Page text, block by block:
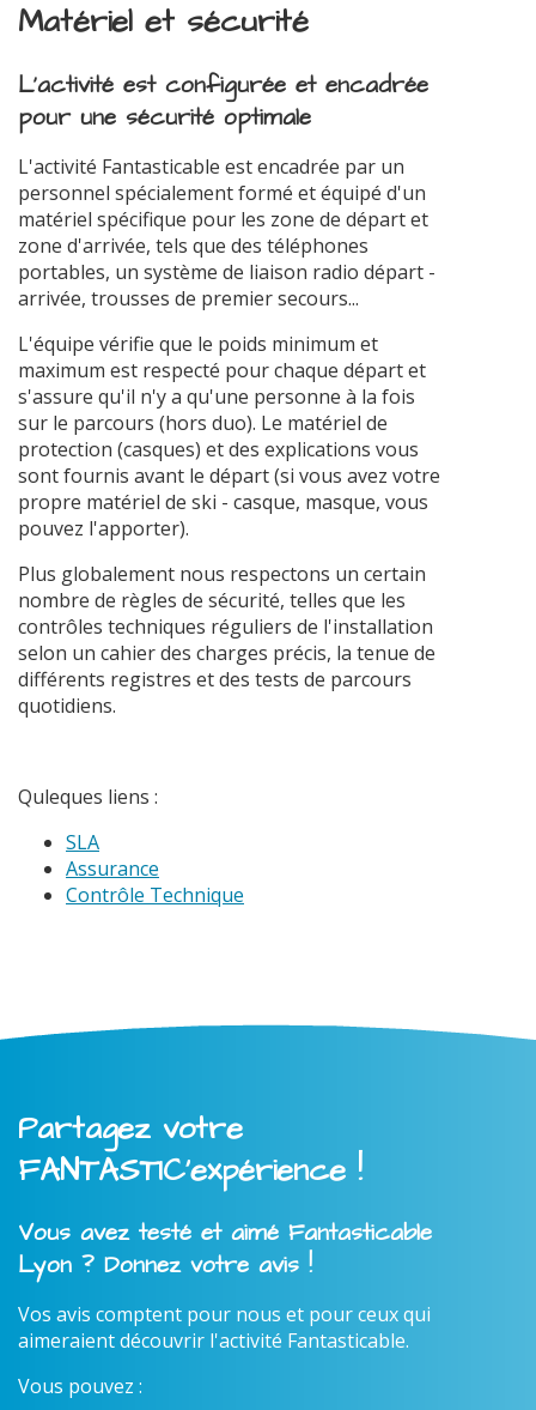
Matériel et sécurité
L'activité est configurée et encadrée
pour une sécurité optimale
L'activité Fantasticable est encadrée par un
personnel spécialement formé et équipé d'un
matériel spécifique pour les zone de départ et
zone d'arrivée, tels que des téléphones
portables, un système de liaison radio départ -
arrivée, trousses de premier secours...
L'équipe vérifie que le poids minimum et
maximum est respecté pour chaque départ et
s'assure qu'il n'y a qu'une personne à la fois
sur le parcours (hors duo). Le matériel de
protection (casques) et des explications vous
sont fournis avant le départ (si vous avez votre
propre matériel de ski - casque, masque, vous
pouvez l'apporter).
Plus globalement nous respectons un certain
nombre de règles de sécurité, telles que les
contrôles techniques réguliers de l'installation
selon un cahier des charges précis, la tenue de
différents registres et des tests de parcours
quotidiens.
Quleques liens :
SLA
Assurance
Contrôle Technique
Partagez votre
FANTASTIC'expérience !
Vous avez testé et aimé Fantasticable
Lyon ? Donnez votre avis !
Vos avis comptent pour nous et pour ceux qui
aimeraient découvrir l'activité Fantasticable.
Vous pouvez :